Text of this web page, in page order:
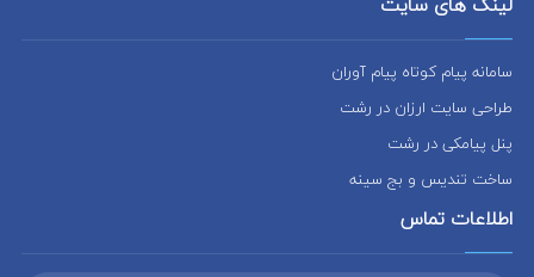
سامانه پیام کوتاه پیام آوران
طراحی سایت ارزان در رشت
پنل پیامکی در رشت
ساخت تندیس و بج سینه
اطلاعات تماس